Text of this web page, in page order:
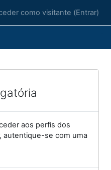
como visitante (Entrar)
aos perfis dos
autentique-se com uma